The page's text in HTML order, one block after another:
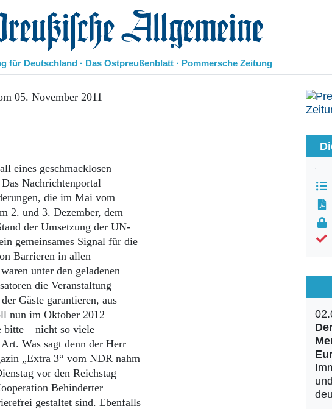
Allgemeine Zeitung
für Deutschland · Das Ostpreußenblatt · Pommersche Zeitung
Geschichte
Ostpreußen
Pommern
Berlin-Brandenburg
Schlesien
Danzig und Westpreußen
05. November 2011
eines geschmacklosen
Nachrichtenportal
die im Mai vom
2. und 3. Dezember, dem
der Umsetzung der UN-
gemeinsames Signal für die
Barrieren in allen
unter den geladenen
die Veranstaltung
Gäste garantieren, aus
nun im Oktober 2012
bitte – nicht so viele
Was sagt denn der Herr
„Extra 3“ vom NDR nahm
vor den Reichstag
Behinderter
gestaltet sind. Ebenfalls